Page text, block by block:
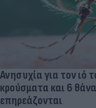
Ανησυχία για τον ιό
κρούσματα και 6
επηρεάζονται